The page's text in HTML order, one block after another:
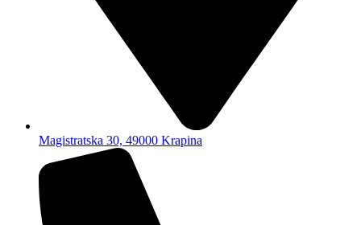
Magistratska 30, 49000 Krapina